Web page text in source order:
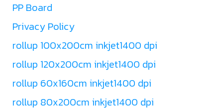
PP Board
Privacy Policy
rollup 100x200cm inkjet1400 dpi
rollup 120x200cm inkjet1400 dpi
rollup 60x160cm inkjet1400 dpi
rollup 80x200cm inkjet1400 dpi